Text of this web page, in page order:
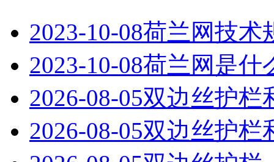
2023-10-08荷兰网技术
2023-10-08荷兰网是什
2026-08-05双边丝护栏
2026-08-05双边丝护栏